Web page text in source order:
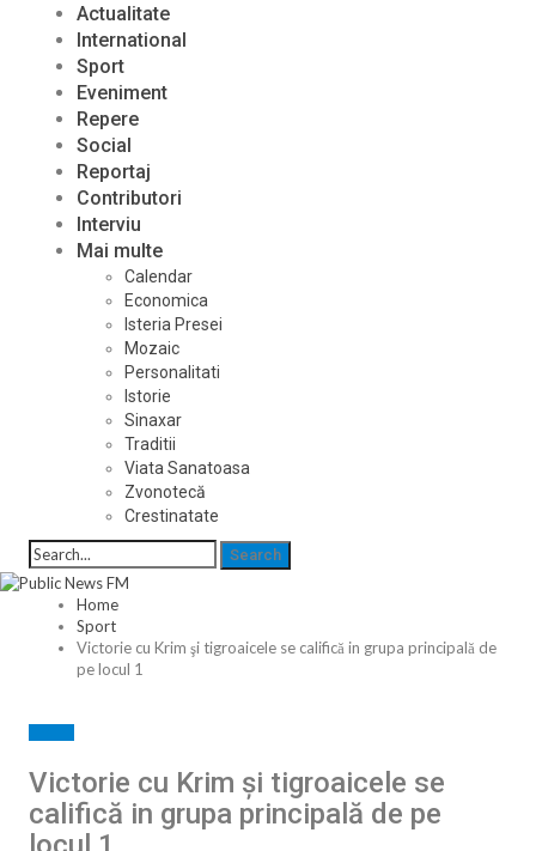
Actualitate
International
Sport
Eveniment
Repere
Social
Reportaj
Contributori
Interviu
Mai multe
Calendar
Economica
Isteria Presei
Mozaic
Personalitati
Istorie
Sinaxar
Traditii
Viata Sanatoasa
Zvonotecă
Crestinatate
Home
Sport
Victorie cu Krim şi tigroaicele se califică in grupa principală de
pe locul 1
Victorie cu Krim şi tigroaicele se
califică in grupa principală de pe